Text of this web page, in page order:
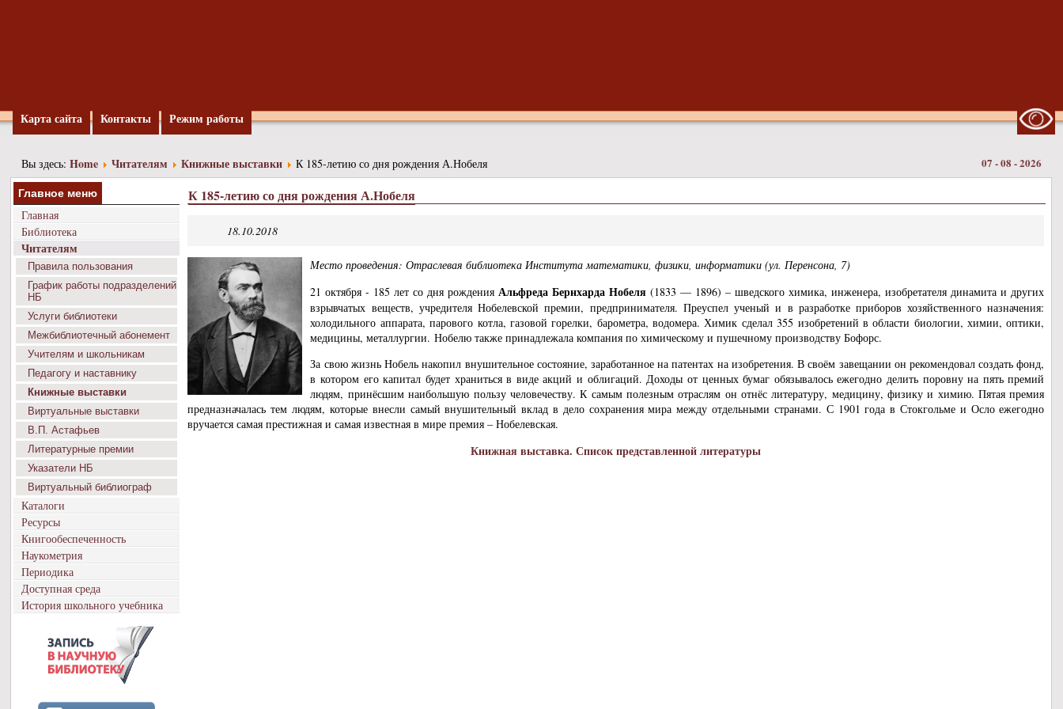
Карта сайта Контакты Режим работы
Вы здесь: Home Читателям Книжные выставки К 185-летию со дня рождения А.Нобеля 07 - 08 - 2026
Главное меню
Главная
Библиотека
Читателям
Правила пользования
График работы подразделений
НБ
Услуги библиотеки
Межбиблиотечный абонемент
Учителям и школьникам
Педагогу и наставнику
Книжные выставки
Виртуальные выставки
В.П. Астафьев
Литературные премии
Указатели НБ
Виртуальный библиограф
Каталоги
Ресурсы
Книгообеспеченность
Наукометрия
Периодика
Доступная среда
История школьного учебника
К 185-летию со дня рождения А.Нобеля
18.10.2018
Место проведения: Отраслевая библиотека Института математики, физики, информатики (ул. Перенсона, 7)
21 октября - 185 лет со дня рожденияАльфреда Бернхарда Нобеля (1833 — 1896) – шведского химика, инженера, изобретателя динамита и других
взрывчатых веществ, учредителя Нобелевской премии, предпринимателя. Преуспел ученый и в разработке приборов хозяйственного назначения:
холодильного аппарата, парового котла, газовой горелки, барометра, водомера. Химик сделал 355 изобретений в области биологии, химии, оптики,
медицины, металлургии. Нобелю также принадлежала компания по химическому и пушечному производству Бофорс.
За свою жизнь Нобель накопил внушительное состояние, заработанное на патентах на изобретения. В своём завещании он рекомендовал создать фонд,
в котором его капитал будет храниться в виде акций и облигаций. Доходы от ценных бумаг обязывалось ежегодно делить поровну на пять премий
людям, принёсшим наибольшую пользу человечеству. К самым полезным отраслям он отнёс литературу, медицину, физику и химию. Пятая премия
предназначалась тем людям, которые внесли самый внушительный вклад в дело сохранения мира между отдельными странами. С 1901 года в Стокгольме и Осло ежегодно
вручается самая престижная и самая известная в мире премия – Нобелевская.
Книжная выставка. Список представленной литературы